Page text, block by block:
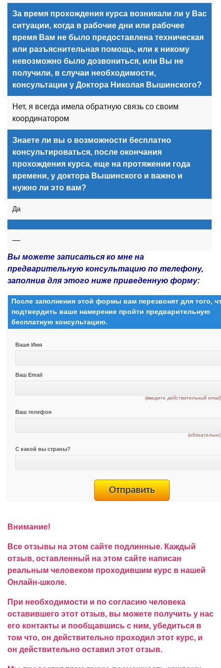
За время прохождения курса возникали ли у Вас
ситуации, когда в рабочие дни или рабочее
время Вам не было предоставлена техническая
или разъяснительная помощь, или к никому
невозможно было дозвониться, или Вы не
получили, в случаи необходимости,
консультации у Доктора Николая Вышинского?
Нет, я всегда имела обратную связь со своим
координатором
Знаете ли вы о возможности бесплатно
консультироваться, после окончания
прохождения курса, еще на протяжении года
времени, у доктора Вышинского и важно и
нужно ли это вам?
Да
—
Вы можете записаться ко мне на
предварительную консультацию по телефону,
заполнив для этого ниже приведенную форму:
После заполнения этой формы вам перезвонят для того,
подтвердить ваше намерение пройти предварительную
бесплатную консультацию.
Ваше Имя
Ваш Email
(введите действительный
Ваш телефон
С какой вы страны?
Внимание!
Все отзывы на этом сайте подлинные. Каждый
отзыв, оставленный на этом сайте написан
реальным человеком проходившим курс в нашей
Онлайн-школе.
При необходимости и по согласию человека
оставившего этот отзыв, вы можете получить у нас
его контакты и пообщавшись с ним, убедиться в
том что, он действительно проходил этот курс, и
он действительно оставил этот отзыв.